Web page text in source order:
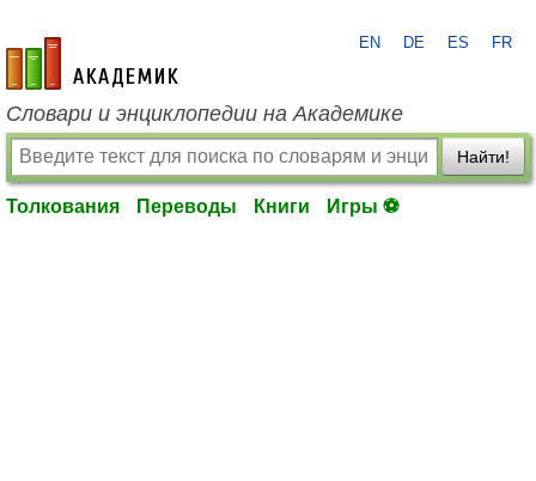
academic.ru
EN DE ES FR
Словари и энциклопедии на Академике
Найти!
Толкования Переводы Книги Игры ⚽